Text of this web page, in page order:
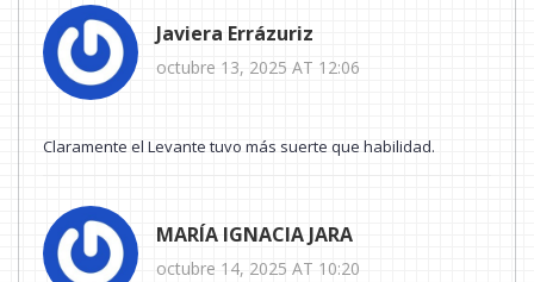
Javiera Errázuriz
octubre 13, 2025 AT 12:06
Claramente el Levante tuvo más suerte que habilidad.
MARÍA IGNACIA JARA
octubre 14, 2025 AT 10:20